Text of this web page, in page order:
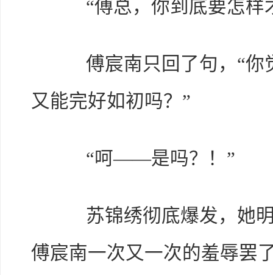
“傅总，你到底要怎样
傅宸南只回了句，“你
又能完好如初吗？”
“呵——是吗？！”
苏锦绣彻底爆发，她明
傅宸南一次又一次的羞辱罢